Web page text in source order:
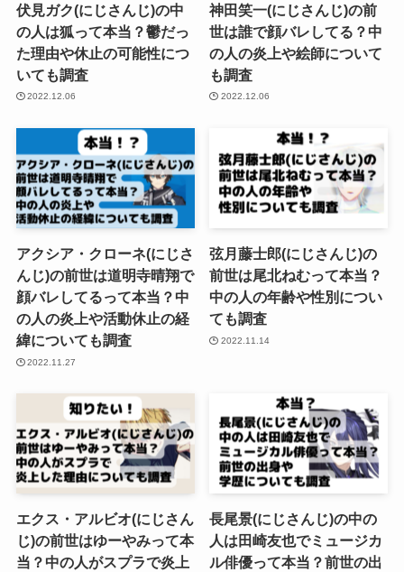
伏見ガク(にじさんじ)の中
の人は狐って本当？鬱だっ
た理由や休止の可能性につ
いても調査
2022.12.06
神田笑一(にじさんじ)の前
世は誰で顔バレしてる？中
の人の炎上や絵師について
も調査
2022.12.06
アクシア・クローネ(にじさ
んじ)の前世は道明寺晴翔で
顔バレしてるって本当？中
の人の炎上や活動休止の経
緯についても調査
2022.11.27
弦月藤士郎(にじさんじ)の
前世は尾北ねむって本当？
中の人の年齢や性別につい
ても調査
2022.11.14
エクス・アルビオ(にじさん
じ)の前世はゆーやみって本
当？中の人がスプラで炎上
長尾景(にじさんじ)の中の
人は田崎友也でミュージカ
ル俳優って本当？前世の出